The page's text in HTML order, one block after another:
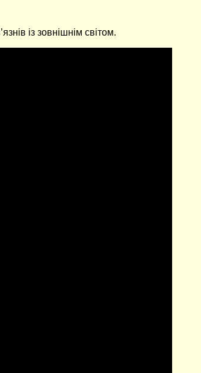
із зовнішнім світом.